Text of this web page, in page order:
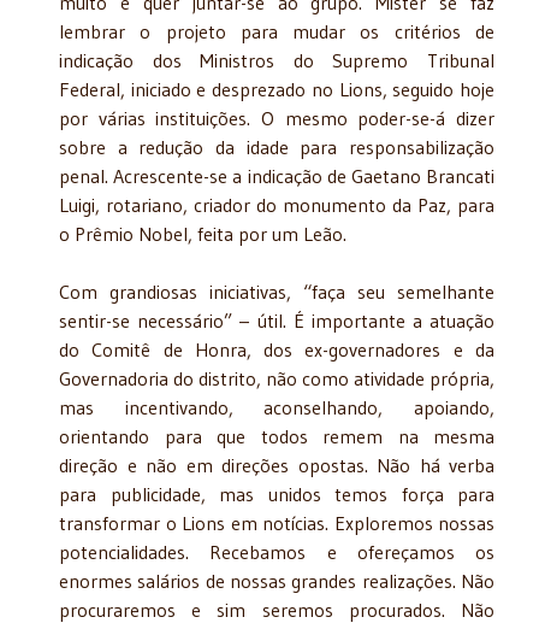
lembrar o projeto para mudar os critérios de
indicação dos Ministros do Supremo Tribunal
Federal, iniciado e desprezado no Lions, seguido hoje
por várias instituições. O mesmo poder-se-á dizer
sobre a redução da idade para responsabilização
penal. Acrescente-se a indicação de Gaetano Brancati
Luigi, rotariano, criador do monumento da Paz, para
o Prêmio Nobel, feita por um Leão.
Com grandiosas iniciativas, “faça seu semelhante
sentir-se necessário” – útil. É importante a atuação
do Comitê de Honra, dos ex-governadores e da
Governadoria do distrito, não como atividade própria,
mas incentivando, aconselhando, apoiando,
orientando para que todos remem na mesma
direção e não em direções opostas. Não há verba
para publicidade, mas unidos temos força para
transformar o Lions em notícias. Exploremos nossas
potencialidades. Recebamos e ofereçamos os
enormes salários de nossas grandes realizações. Não
procuraremos e sim seremos procurados. Não